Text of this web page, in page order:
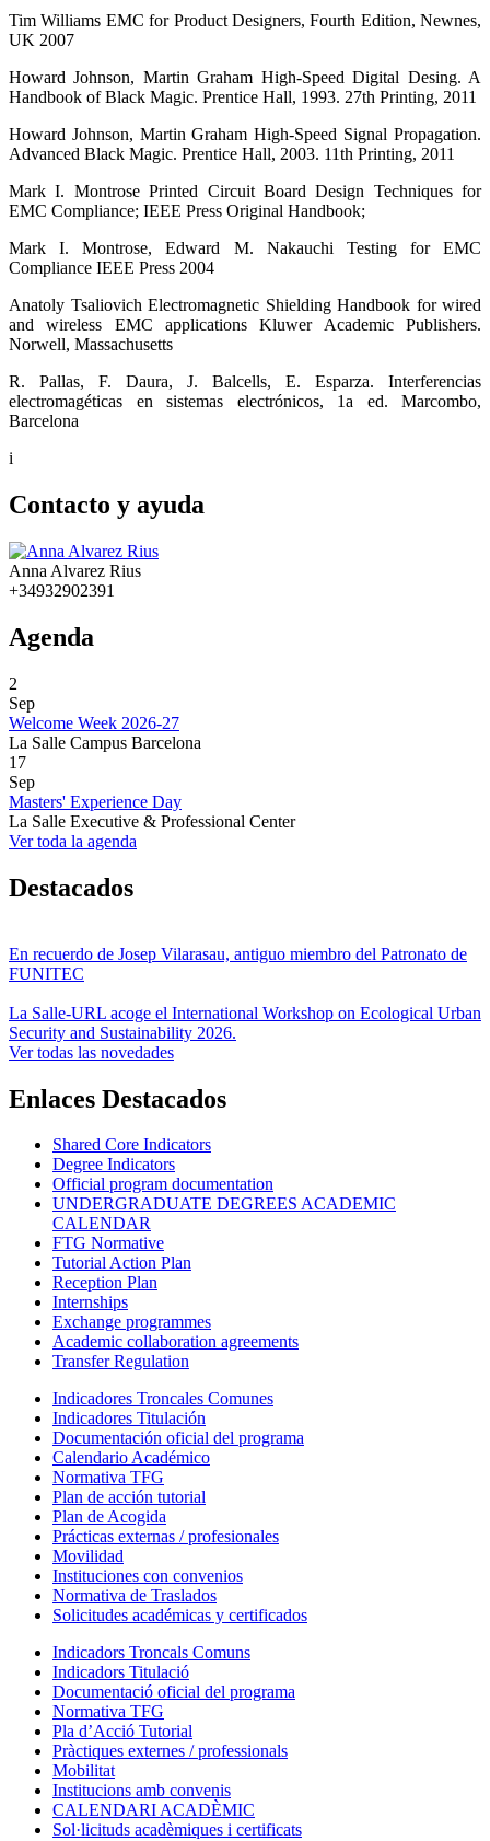
Tim Williams EMC for Product Designers, Fourth Edition, Newnes,
UK 2007
Howard Johnson, Martin Graham High-Speed Digital Desing. A
Handbook of Black Magic. Prentice Hall, 1993. 27th Printing, 2011
Howard Johnson, Martin Graham High-Speed Signal Propagation.
Advanced Black Magic. Prentice Hall, 2003. 11th Printing, 2011
Mark I. Montrose Printed Circuit Board Design Techniques for
EMC Compliance; IEEE Press Original Handbook;
Mark I. Montrose, Edward M. Nakauchi Testing for EMC
Compliance IEEE Press 2004
Anatoly Tsaliovich Electromagnetic Shielding Handbook for wired
and wireless EMC applications Kluwer Academic Publishers.
Norwell, Massachusetts
R. Pallas, F. Daura, J. Balcells, E. Esparza. Interferencias
electromagéticas en sistemas electrónicos, 1a ed. Marcombo,
Barcelona
i
Contacto y ayuda
Anna Alvarez Rius
+34932902391
Agenda
2
Sep
Welcome Week 2026-27
La Salle Campus Barcelona
17
Sep
Masters' Experience Day
La Salle Executive & Professional Center
Ver toda la agenda
Destacados
En recuerdo de Josep Vilarasau, antiguo miembro del Patronato de
FUNITEC
La Salle-URL acoge el International Workshop on Ecological Urban
Security and Sustainability 2026.
Ver todas las novedades
Enlaces Destacados
Shared Core Indicators
Degree Indicators
Official program documentation
UNDERGRADUATE DEGREES ACADEMIC
CALENDAR
FTG Normative
Tutorial Action Plan
Reception Plan
Internships
Exchange programmes
Academic collaboration agreements
Transfer Regulation
Indicadores Troncales Comunes
Indicadores Titulación
Documentación oficial del programa
Calendario Académico
Normativa TFG
Plan de acción tutorial
Plan de Acogida
Prácticas externas / profesionales
Movilidad
Instituciones con convenios
Normativa de Traslados
Solicitudes académicas y certificados
Indicadors Troncals Comuns
Indicadors Titulació
Documentació oficial del programa
Normativa TFG
Pla d’Acció Tutorial
Pràctiques externes / professionals
Mobilitat
Institucions amb convenis
CALENDARI ACADÈMIC
Sol·licituds acadèmiques i certificats